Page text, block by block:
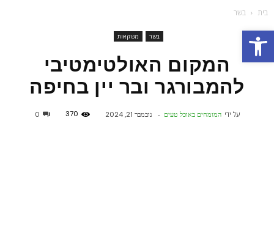
פתח סרגל נגישות
בית בשר
בשר משקאות
המקום האולטימטיבי
להמבורגר ובר יין בחיפה
על ידי המומחים באוכל טעים - נובמבר 21, 2024 370
0